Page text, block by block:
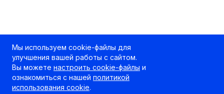
Мы используем cookie-файлы для
улучшения вашей работы с сайтом.
Вы можете настроить cookie-файлы и
ознакомиться с нашей политикой
использования cookie.